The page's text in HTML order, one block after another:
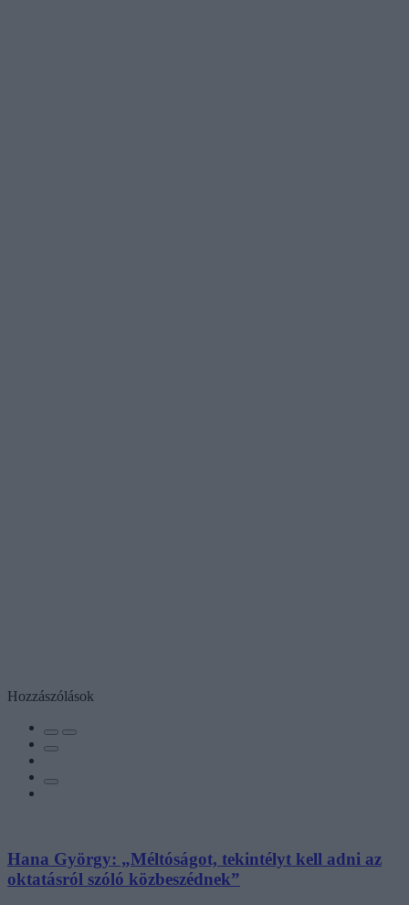
Hozzászólások
Hana György: „Méltóságot, tekintélyt kell adni az
oktatásról szóló közbeszédnek”